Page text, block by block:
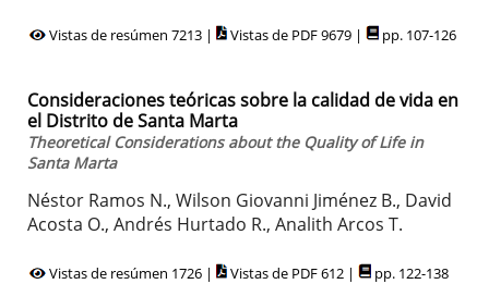
Vistas de resúmen 7213 | Vistas de PDF 9679 | pp. 107-126
Consideraciones teóricas sobre la calidad de vida en
el Distrito de Santa Marta
Theoretical Considerations about the Quality of Life in
Santa Marta
Néstor Ramos N., Wilson Giovanni Jiménez B., David
Acosta O., Andrés Hurtado R., Analith Arcos T.
Vistas de resúmen 1726 | Vistas de PDF 612 | pp. 122-138